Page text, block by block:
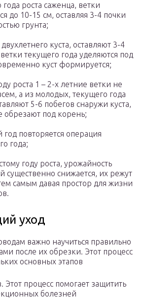
роста саженца, ветки
до 10-15 см, оставляя 3-4 почки
грунта;
куста, оставляют 3-4
текущего года уделяются под
куст формируется;
роста 1 – 2-х летние ветки не
а из молодых, текущего года
5-6 побегов снаружи куста,
обрезают под корень;
год повторяется операция
года;
году роста, урожайность
существенно снижается, их режут
самым давая простор для жизни
уход
важно научиться правильно
после их обрезки. Этот процесс
основных этапов
Этот процесс помогает защитить
болезней